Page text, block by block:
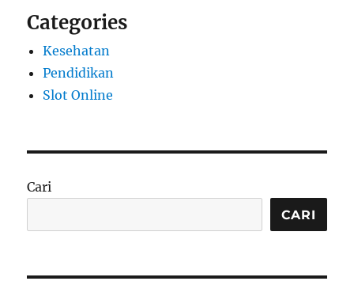
Categories
Kesehatan
Pendidikan
Slot Online
Cari
CARI